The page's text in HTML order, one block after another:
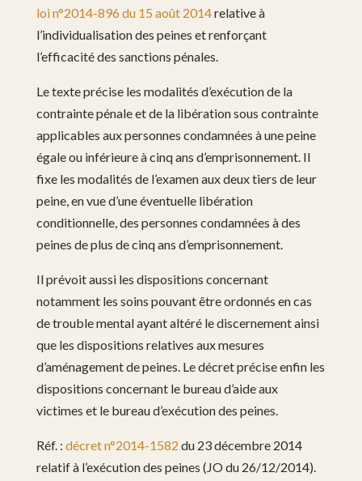
loi n°2014-896 du 15 août 2014relative à
l’individualisation des peines et renforçant
l’efficacité des sanctions pénales.
Le texte précise les modalités d’exécution de la
contrainte pénale et de la libération sous contrainte
applicables aux personnes condamnées à une peine
égale ou inférieure à cinq ans d’emprisonnement. Il
fixe les modalités de l’examen aux deux tiers de leur
peine, en vue d’une éventuelle libération
conditionnelle, des personnes condamnées à des
peines de plus de cinq ans d’emprisonnement.
Il prévoit aussi les dispositions concernant
notamment les soins pouvant être ordonnés en cas
de trouble mental ayant altéré le discernement ainsi
que les dispositions relatives aux mesures
d’aménagement de peines. Le décret précise enfin les
dispositions concernant le bureau d’aide aux
victimes et le bureau d’exécution des peines.
Réf. : décret n°2014-1582 du 23 décembre 2014
relatif à l’exécution des peines (JO du 26/12/2014).